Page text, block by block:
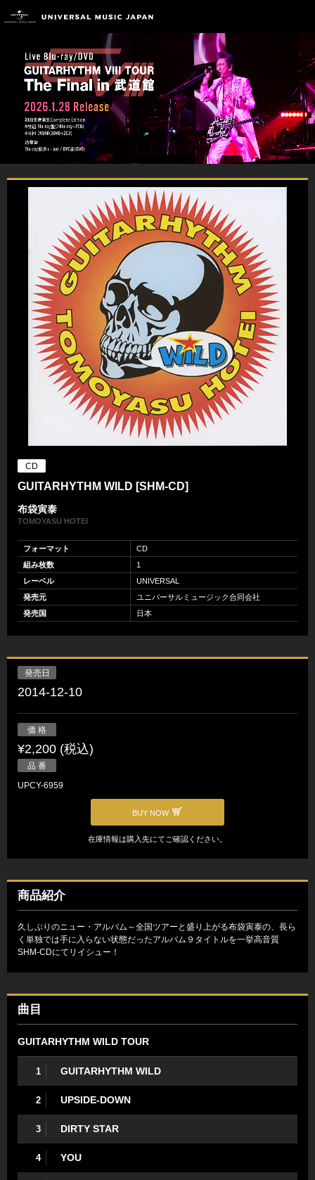
CD
GUITARHYTHM WILD [SHM-CD]
布袋寅泰
TOMOYASU HOTEI
フォーマット
CD
組み枚数
1
レーベル
UNIVERSAL
発売元
ユニバーサルミュージック合同会社
発売国
日本
発売日
2014-12-10
価 格
¥2,200 (税込)
品 番
UPCY-6959
BUY NOW
在庫情報は購入先にてご確認ください。
商品紹介
久しぶりのニュー・アルバム～全国ツアーと盛り上がる布袋寅泰の、長ら
く単独では手に入らない状態だったアルバム９タイトルを一挙高音質
SHM-CDにてリイシュー！
曲目
GUITARHYTHM WILD TOUR
1 GUITARHYTHM WILD
2 UPSIDE-DOWN
3 DIRTY STAR
4 YOU